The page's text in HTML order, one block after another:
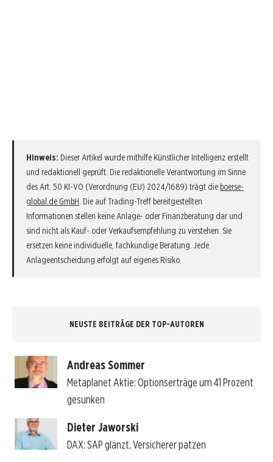
Hinweis: Dieser Artikel wurde mithilfe Künstlicher Intelligenz erstellt
und redaktionell geprüft. Die redaktionelle Verantwortung im Sinne
des Art. 50 KI-VO (Verordnung (EU) 2024/1689) trägt die boerse-
global.de GmbH . Die auf Trading-Treff bereitgestellten
Informationen stellen keine Anlage- oder Finanzberatung dar und
sind nicht als Kauf- oder Verkaufsempfehlung zu verstehen. Sie
ersetzen keine individuelle, fachkundige Beratung. Jede
Anlageentscheidung erfolgt auf eigenes Risiko.
NEUSTE BEITRÄGE DER TOP-AUTOREN
Andreas Sommer
Metaplanet Aktie: Optionserträge um 41 Prozent
gesunken
Dieter Jaworski
DAX: SAP glänzt, Versicherer patzen